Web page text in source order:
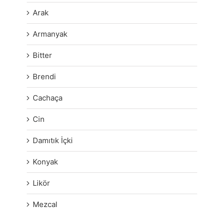
Arak
Armanyak
Bitter
Brendi
Cachaça
Cin
Damıtık İçki
Konyak
Likör
Mezcal